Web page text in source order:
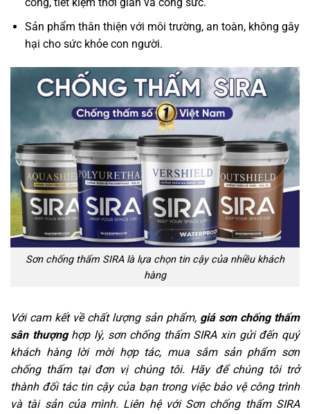
Sản phẩm thân thiện với môi trường, an toàn, không gây
hại cho sức khỏe con người.
Sơn chống thấm SIRA là lựa chọn tin cậy của nhiều khách
hàng
Với cam kết về chất lượng sản phẩm, giá sơn chống thấm
sân thượnghợp lý, sơn chống thấm SIRA xin gửi đến quý
khách hàng lời mời hợp tác, mua sắm sản phẩm sơn
chống thấm tại đơn vị chúng tôi. Hãy để chúng tôi trở
thành đối tác tin cậy của bạn trong việc bảo vệ công trình
và tài sản của mình. Liên hệ với Sơn chống thấm SIRA